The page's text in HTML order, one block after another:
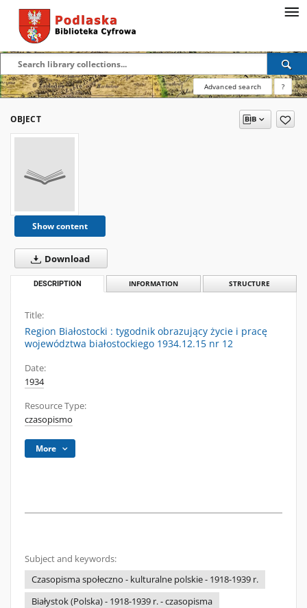
Advanced search ?
OBJECT
Show content
Download
DESCRIPTION INFORMATION STRUCTURE
Title:
Region Białostocki : tygodnik obrazujący życie i pracę
województwa białostockiego 1934.12.15 nr 12
Date:
1934
Resource Type:
czasopismo
More
Subject and keywords:
Czasopisma społeczno - kulturalne polskie - 1918-1939 r.
Białystok (Polska) - 1918-1939 r. - czasopisma